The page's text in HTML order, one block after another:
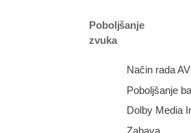
Poboljšanje
zvuka
Način rada
Poboljšanje
Dolby Media
Zabava